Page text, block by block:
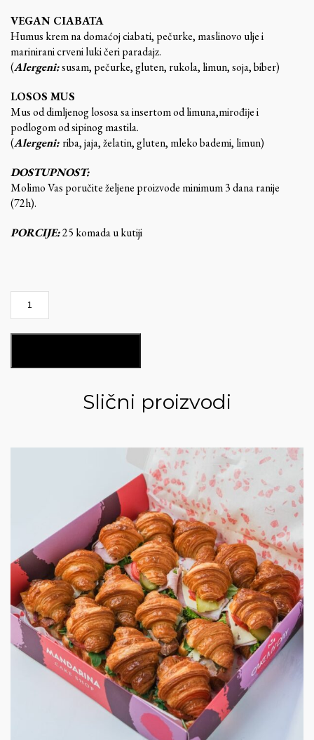
VEGAN CIABATA
Humus krem na domaćoj ciabati, pečurke, maslinovo ulje i
marinirani crveni luki čeri paradajz.
(Alergeni:susam, pečurke, gluten, rukola, limun, soja, biber)
LOSOS MUS
Mus od dimljenog lososa sa insertom od limuna,mirođĳe i
podlogom od sipinog mastila.
(Alergeni: riba, jaja, želatin, gluten, mleko bademi, limun)
DOSTUPNOST:
Molimo Vas poručite željene proizvode minimum 3 dana ranije
(72h).
PORCIJE:25 komada u kutiji
Ketering
Slični proizvodi